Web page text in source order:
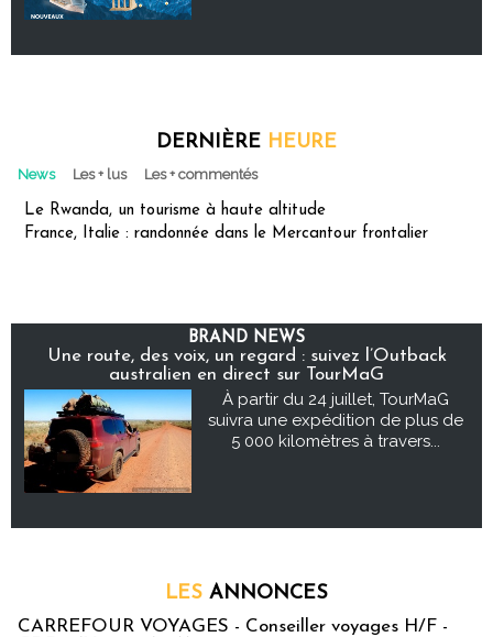
DERNIÈRE HEURE
News Les + lus Les + commentés
Le Rwanda, un tourisme à haute altitude
France, Italie : randonnée dans le Mercantour frontalier
BRAND NEWS
Une route, des voix, un regard : suivez l’Outback
australien en direct sur TourMaG
À partir du 24 juillet, TourMaG
suivra une expédition de plus de
5 000 kilomètres à travers...
LES ANNONCES
CARREFOUR VOYAGES - Conseiller voyages H/F -